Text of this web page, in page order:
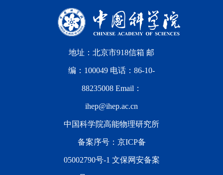
地址：北京市918信箱 邮
编：100049 电话：86-10-
88235008 Email：
ihep@ihep.ac.cn
中国科学院高能物理研究所
备案序号： 京ICP备
05002790号-1 文保网安备案